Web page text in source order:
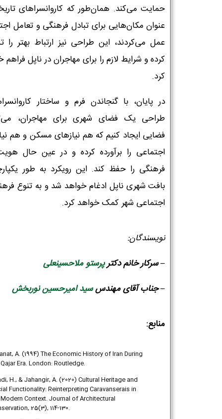
حمایت می‌کند. همان‌طور که کاروانسراهای
عنوان مکان‌هایی برای تبادل فرهنگی و تعامل
عمل می‌کردند، این طراحی نیز ارتباط بهتر را
کرده و شرایط لازم را برای مهاجران در ناپل فراهم
کرد.
در پایان، با گنجاندن فرم و ساختار
طراحی یک فضای شهری برای مهاجران،
فضایی ایجاد کنیم که هم نیازهای مسکن و هم
اجتماعی را برآورده کرده و در عین حال
فرهنگی را حفظ کند. این رویکرد به طور
بافت شهری ناپل ادغام خواهد شد و به تنوع
اجتماعی شهر کمک خواهد کرد.
نویسندگان:
– سرکار خانم دکترپرستو ملاحسینعلی
– جناب آقای مهندسسید امیرحسین نوربخش
منابع:
A. (1994) The Economic History of Iran During
Era. London: Routledge.
H., & Jahangir, A. (2020) Cultural Heritage and
Functionality: Reinterpreting Caravanserais in
Context. Journal of Architectural
25(3), 114-130.